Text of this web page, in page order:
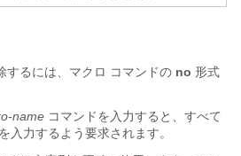
するには、マクロ コマンドの no 形式
name コマンドを入力すると、すべて
入力するよう要求されます。